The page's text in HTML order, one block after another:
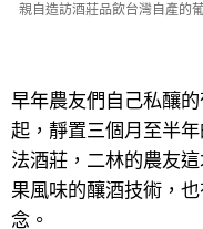
親自造訪酒莊品飲台灣自產的
早年農友們自己私釀
起，靜置三個月至半
法酒莊，二林的農友
果風味的釀酒技術，
念。